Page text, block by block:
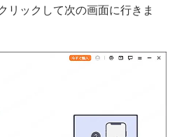
リックして次の画面に行きま